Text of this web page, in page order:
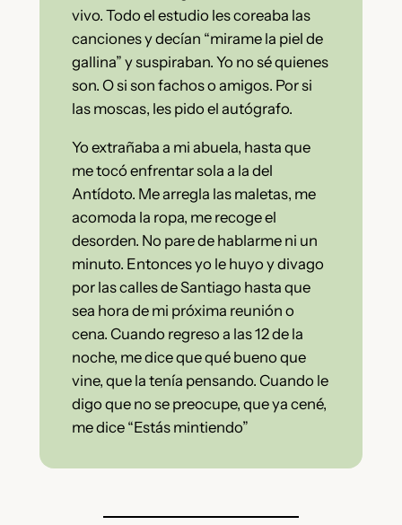
vivo. Todo el estudio les coreaba las
canciones y decían “mirame la piel de
gallina” y suspiraban. Yo no sé quienes
son. O si son fachos o amigos. Por si
las moscas, les pido el autógrafo.
Yo extrañaba a mi abuela, hasta que
me tocó enfrentar sola a la del
Antídoto. Me arregla las maletas, me
acomoda la ropa, me recoge el
desorden. No pare de hablarme ni un
minuto. Entonces yo le huyo y divago
por las calles de Santiago hasta que
sea hora de mi próxima reunión o
cena. Cuando regreso a las 12 de la
noche, me dice que qué bueno que
vine, que la tenía pensando. Cuando le
digo que no se preocupe, que ya cené,
me dice “Estás mintiendo”